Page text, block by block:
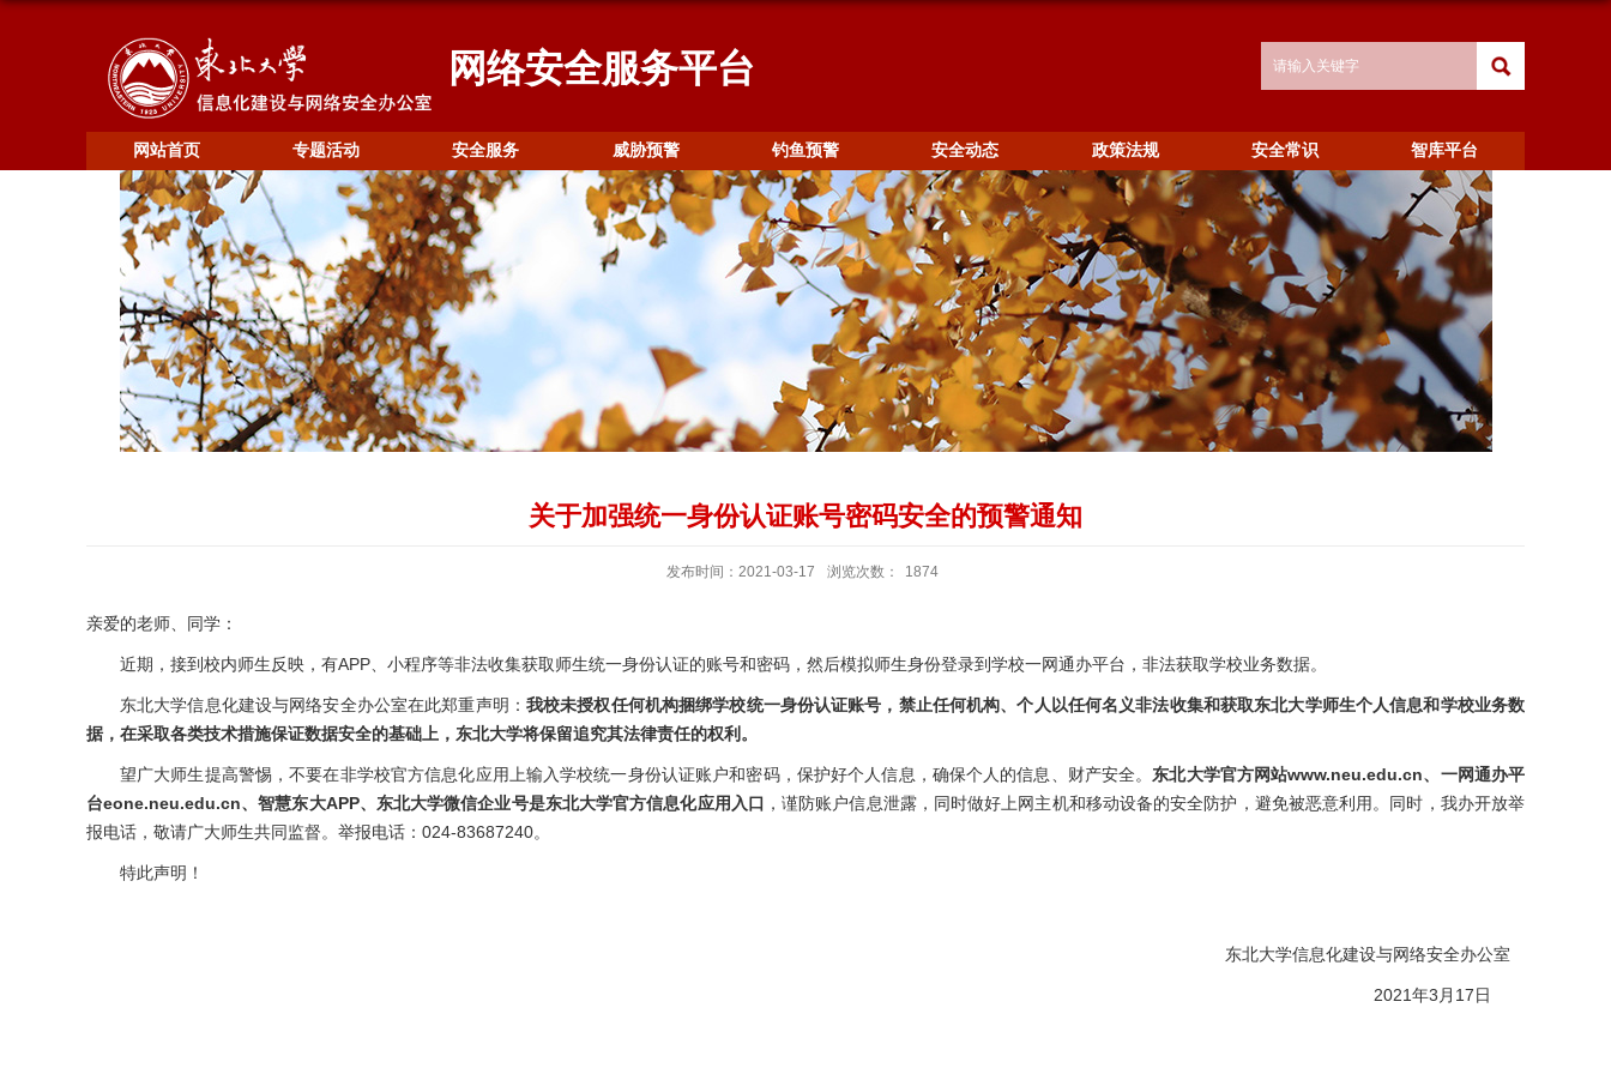
网络安全服务平台
网站首页 专题活动 安全服务 威胁预警 钓鱼预警 安全动态 政策法规 安全常识 智库平台
关于加强统一身份认证账号密码安全的预警通知
发布时间：2021-03-17 浏览次数： 1874
亲爱的老师、同学：
近期，接到校内师生反映，有APP、小程序等非法收集获取师生统一身份认证的账号和密码，然后模拟师生身份登录到学校一网通办平台，非法获取学校业务数据。
东北大学信息化建设与网络安全办公室在此郑重声明： 我校未授权任何机构捆绑学校统一身份认证账号，禁止任何机构、个人以任何名义非法收集和获取东北大学师生个人信息和学校业务数
据，在采取各类技术措施保证数据安全的基础上，东北大学将保留追究其法律责任的权利。
望广大师生提高警惕，不要在非学校官方信息化应用上输入学校统一身份认证账户和密码，保护好个人信息，确保个人的信息、财产安全。 东北大学官方网站www.neu.edu.cn、一网通办平
台eone.neu.edu.cn、智慧东大APP、东北大学微信企业号是东北大学官方信息化应用入口 ，谨防账户信息泄露，同时做好上网主机和移动设备的安全防护，避免被恶意利用。同时，我办开放举
报电话，敬请广大师生共同监督。举报电话：024-83687240。
特此声明！
东北大学信息化建设与网络安全办公室
2021年3月17日